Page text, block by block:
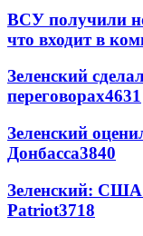
ВСУ получили
что входит в
Зеленский
переговорах4631
Зеленский
Донбасса3840
Зеленский: США
Patriot3718